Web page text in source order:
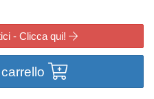
- Clicca qui!